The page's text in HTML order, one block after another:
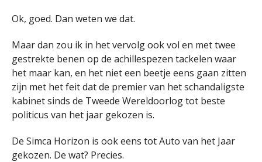
Ok, goed. Dan weten we dat.
Maar dan zou ik in het vervolg ook vol en met twee
gestrekte benen op de achillespezen tackelen waar
het maar kan, en het niet een beetje eens gaan zitten
zijn met het feit dat de premier van het schandaligste
kabinet sinds de Tweede Wereldoorlog tot beste
politicus van het jaar gekozen is.
De Simca Horizon is ook eens tot Auto van het Jaar
gekozen. De wat? Precies.